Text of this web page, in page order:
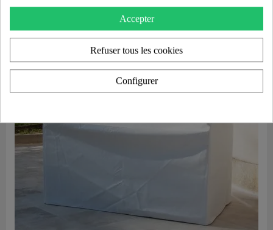
Accepter
Refuser tous les cookies
Configurer